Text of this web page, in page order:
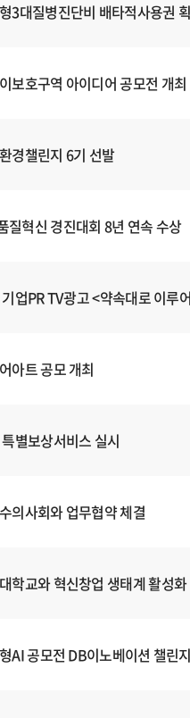
3대질병진단비 배타적사용권
보호구역 아이디어 공모전 개최
경챌린지 6기 선발
질혁신 경진대회 8년 연속 수상
업PR TV광고 <약속대로 이루
아트 공모 개최
별보상서비스 실시
의사회와 업무협약 체결
학교와 혁신창업 생태계 활성
AI 공모전 DB이노베이션 챌린